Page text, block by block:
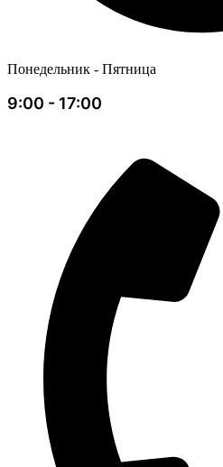
Понедельник - Пятница
9:00 - 17:00